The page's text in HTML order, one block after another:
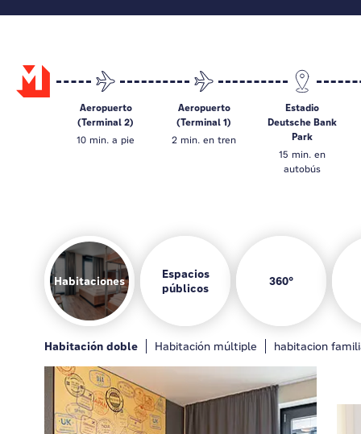
Aeropuerto
(Terminal 2)
10 min. a pie
Aeropuerto
(Terminal 1)
2 min. en tren
Estadio
Deutsche Bank
Park
15 min. en
autobús
Habitaciones
Espacios
públicos
360°
Habitación doble Habitación múltiple habitacion
General Bar Zona infantil Lounge Sala de
Habitaciones Lounge Sala de desayuno